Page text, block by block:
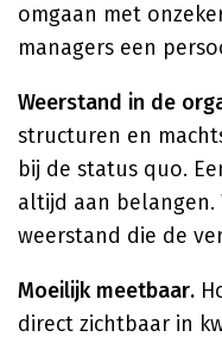
omgaan met
managers een
Weerstand in de
structuren en
bij de status quo.
altijd aan
weerstand die de
Moeilijk meetbaar.
direct zichtbaar in